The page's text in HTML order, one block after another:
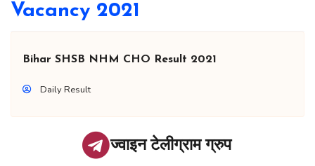
Vacancy 2021
Bihar SHSB NHM CHO Result 2021
Daily Result
ज्वाइन टेलीग्राम ग्रुप